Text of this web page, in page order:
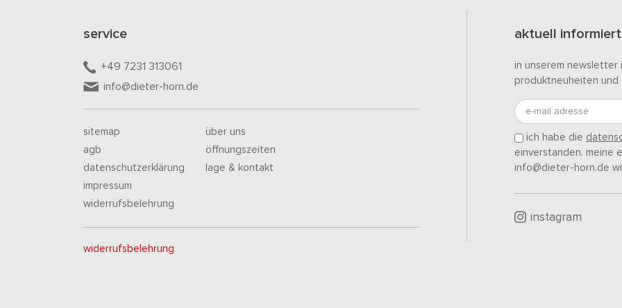
service
+49 7231 313061
info@dieter-horn.de
sitemap
agb
datenschutzerklärung
impressum
widerrufsbelehrung
über uns
öffnungszeiten
lage & kontakt
widerrufsbelehrung
aktuell informiert
in unserem newsletter
produktneuheiten und
e-mail adresse
ich habe die
einverstanden. meine
info@dieter-horn.de
instagram